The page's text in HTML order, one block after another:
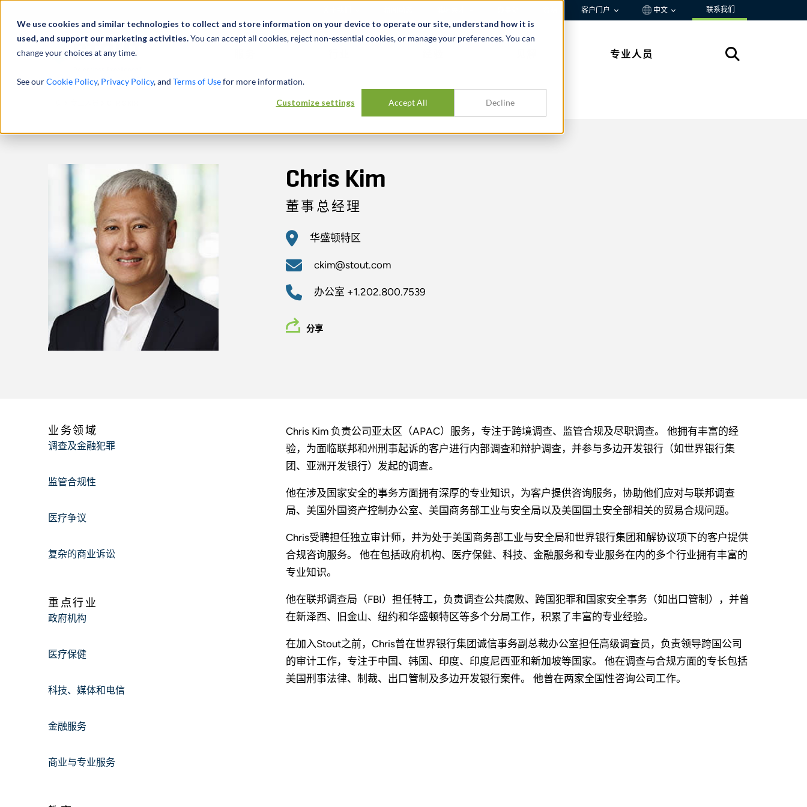
We use cookies and similar technologies to collect and store information on your device to operate our site, understand how it is
used, and support our marketing activities.You can accept all cookies, reject non-essential cookies, or manage your preferences. You can
change your choices at any time.
See ourCookie Policy, Privacy Policy, and Terms of Usefor more information.
Customize settings Accept All Decline
客户门户 中文 联系我们
专业人员
Chris Kim
董事总经理
华盛顿特区
ckim@stout.com
办公室 +1.202.800.7539
分享
Chris Kim 负责公司亚太区（APAC）服务，专注于跨境调查、监管合规及尽职调查。 他拥有丰富的经
验，为面临联邦和州刑事起诉的客户进行内部调查和辩护调查，并参与多边开发银行（如世界银行集
团、亚洲开发银行）发起的调查。
他在涉及国家安全的事务方面拥有深厚的专业知识，为客户提供咨询服务，协助他们应对与联邦调查
局、美国外国资产控制办公室、美国商务部工业与安全局以及美国国土安全部相关的贸易合规问题。
Chris受聘担任独立审计师，并为处于美国商务部工业与安全局和世界银行集团和解协议项下的客户提供
合规咨询服务。 他在包括政府机构、医疗保健、科技、金融服务和专业服务在内的多个行业拥有丰富的
专业知识。
他在联邦调查局（FBI）担任特工，负责调查公共腐败、跨国犯罪和国家安全事务（如出口管制），并曾
在新泽西、旧金山、纽约和华盛顿特区等多个分局工作，积累了丰富的专业经验。
在加入Stout之前，Chris曾在世界银行集团诚信事务副总裁办公室担任高级调查员，负责领导跨国公司
的审计工作，专注于中国、韩国、印度、印度尼西亚和新加坡等国家。 他在调查与合规方面的专长包括
美国刑事法律、制裁、出口管制及多边开发银行案件。 他曾在两家全国性咨询公司工作。
业务领域
调查及金融犯罪
监管合规性
医疗争议
复杂的商业诉讼
重点行业
政府机构
医疗保健
科技、媒体和电信
金融服务
商业与专业服务